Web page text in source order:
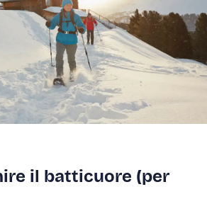
il batticuore (per